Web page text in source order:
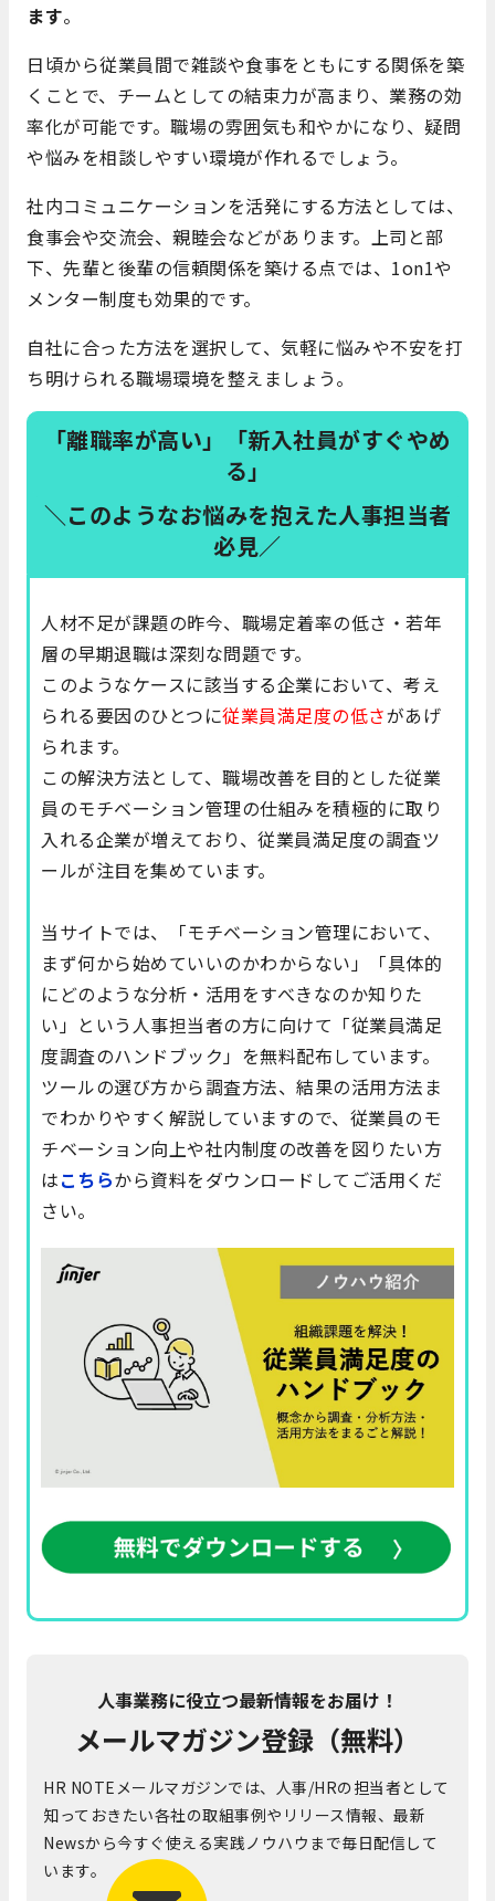
ます。
日頃から従業員間で雑談や食事をともにする関係を築
くことで、チームとしての結束力が高まり、業務の効
率化が可能です。職場の雰囲気も和やかになり、疑問
や悩みを相談しやすい環境が作れるでしょう。
社内コミュニケーションを活発にする方法としては、
食事会や交流会、親睦会などがあります。上司と部
下、先輩と後輩の信頼関係を築ける点では、1on1や
メンター制度も効果的です。
自社に合った方法を選択して、気軽に悩みや不安を打
ち明けられる職場環境を整えましょう。
「離職率が高い」「新入社員がすぐやめ
る」
＼このようなお悩みを抱えた人事担当者
必見／
人材不足が課題の昨今、職場定着率の低さ・若年
層の早期退職は深刻な問題です。
このようなケースに該当する企業において、考え
られる要因のひとつに従業員満足度の低さがあげ
られます。
この解決方法として、職場改善を目的とした従業
員のモチベーション管理の仕組みを積極的に取り
入れる企業が増えており、従業員満足度の調査ツ
ールが注目を集めています。
当サイトでは、「モチベーション管理において、
まず何から始めていいのかわからない」「具体的
にどのような分析・活用をすべきなのか知りた
い」という人事担当者の方に向けて「従業員満足
度調査のハンドブック」を無料配布しています。
ツールの選び方から調査方法、結果の活用方法ま
でわかりやすく解説していますので、従業員のモ
チベーション向上や社内制度の改善を図りたい方
はこちらから資料をダウンロードしてご活用くだ
さい。
人事業務に役立つ最新情報をお届け！
メールマガジン登録（無料）
HR NOTEメールマガジンでは、人事/HRの担当者として
知っておきたい各社の取組事例やリリース情報、最新
Newsから今すぐ使える実践ノウハウまで毎日配信して
います。